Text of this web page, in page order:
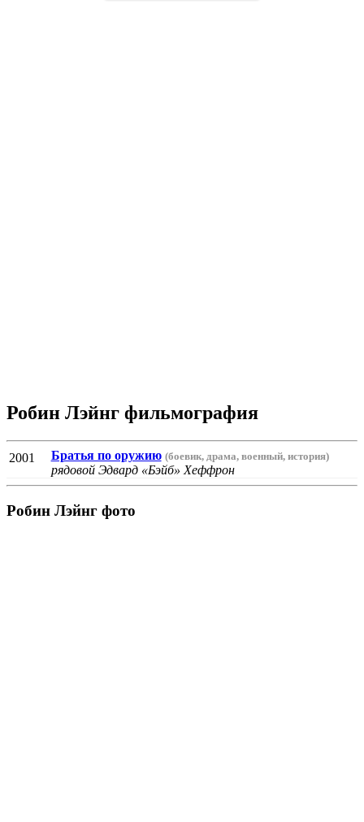
Робин Лэйнг фильмография
2001 Братья по оружию (боевик, драма, военный, история)
рядовой Эдвард «Бэйб» Хеффрон
Робин Лэйнг фото